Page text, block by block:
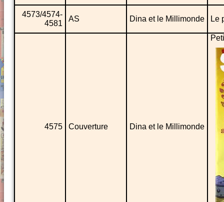
4573/4574-
4581
AS Dina et le Millimonde Le
4575 Couverture Dina et le Millimonde